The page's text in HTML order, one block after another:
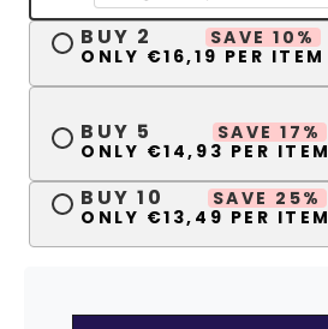
BUY 2
SAVE 10%
ONLY €16,19 PER ITEM
BUY 5
SAVE 17%
ONLY €14,93 PER ITEM
BUY 10
SAVE 25%
ONLY €13,49 PER ITEM